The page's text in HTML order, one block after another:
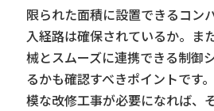
限られた面積に設置できるコン
入経路は確保されているか。ま
械とスムーズに連携できる制御
るかも確認すべきポイントです
模な改修工事が必要になれば、